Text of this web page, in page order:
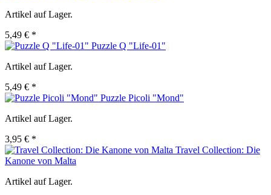
Artikel auf Lager.
5,49 € *
Puzzle Q "Life-01"
Artikel auf Lager.
5,49 € *
Puzzle Picoli "Mond"
Artikel auf Lager.
3,95 € *
Travel Collection: Die
Kanone von Malta
Artikel auf Lager.